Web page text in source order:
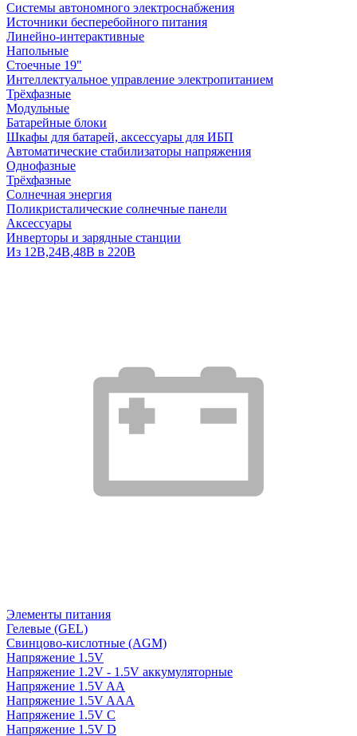
Системы автономного электроснабжения
Источники бесперебойного питания
Линейно-интерактивные
Напольные
Стоечные 19"
Интеллектуальное управление электропитанием
Трёхфазные
Модульные
Батарейные блоки
Шкафы для батарей, аксессуары для ИБП
Автоматические стабилизаторы напряжения
Однофазные
Трёхфазные
Солнечная энергия
Поликристалические солнечные панели
Аксессуары
Инверторы и зарядные станции
Из 12В,24В,48В в 220В
Элементы питания
Гелевые (GEL)
Свинцово-кислотные (AGM)
Напряжение 1.5V
Напряжение 1.2V - 1.5V аккумуляторные
Напряжение 1.5V AA
Напряжение 1.5V AAA
Напряжение 1.5V C
Напряжение 1.5V D